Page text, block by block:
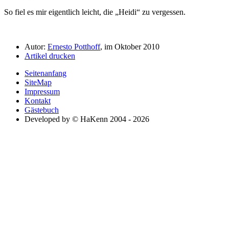
So fiel es mir eigentlich leicht, die
Heidi zu vergessen.
Autor: Ernesto Potthoff, im Oktober 2010
Artikel drucken
Seitenanfang
SiteMap
Impressum
Kontakt
Gästebuch
Developed by © HaKenn 2004 - 2026